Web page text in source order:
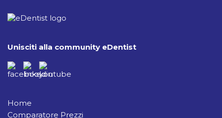
Unisciti alla community eDentist
Home
Comparatore Prezzi